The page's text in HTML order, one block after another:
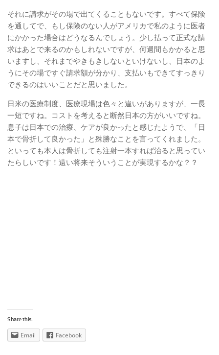
それに請求がその場で出てくることもないです。すべて保険
を通してで、もし保険のない人がアメリカで私のように医者
にかかった場合はどうなるんでしょう。少し払って正式な請
求はあとで来るのかもしれないですが、何週間もかかると思
いますし、それまでやきもきしないといけないし、日本のよ
うにその場ですぐ請求額が分かり、支払いもできてすっきり
できるのはいいことだと思いました。
日米の医療制度、医療現場は色々と違いがありますが、一長
一短ですね。コストを考えると断然日本の方がいいですね。
息子は日本での治療、ケアが良かったと感じたようで、「日
本で骨折して良かった」と殊勝なことを言ってくれました。
といっても本人は骨折しても注射一本すれば治ると思ってい
たらしいです！遠い将来そういうことが実現するかな？？
Share this:
Email Facebook